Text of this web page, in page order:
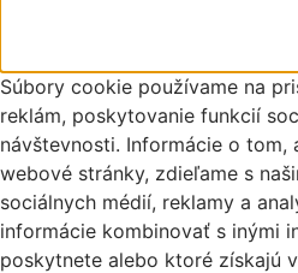
Súbory cookie používame na
reklám, poskytovanie funkcií
návštevnosti. Informácie o tom,
webové stránky, zdieľame s
sociálnych médií, reklamy a
informácie kombinovať s inými
poskytnete alebo ktoré získajú